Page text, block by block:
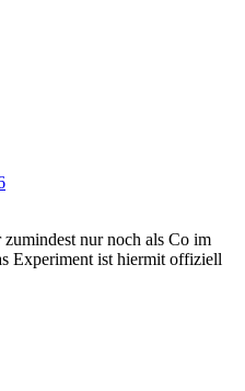
nur noch als Co im
Experiment ist hiermit offiziell